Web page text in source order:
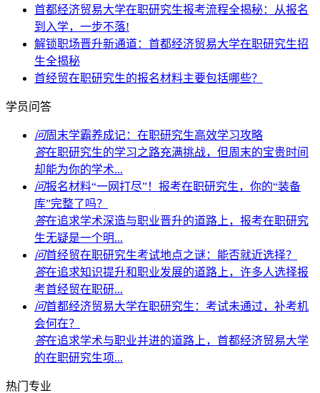
首都经济贸易大学在职研究生报考流程全揭秘：从报名
到入学，一步不落!
解锁职场晋升新通道：首都经济贸易大学在职研究生招
生全揭秘
首经贸在职研究生的报名材料主要包括哪些？
学员问答
问周末学霸养成记：在职研究生高效学习攻略
答在职研究生的学习之路充满挑战，但周末的宝贵时间
却能为你的学术...
问报名材料“一网打尽”！报考在职研究生，你的“装备
库”完整了吗？
答在追求学术深造与职业晋升的道路上，报考在职研究
生无疑是一个明...
问首经贸在职研究生考试地点之谜：能否就近选择？
答在追求知识提升和职业发展的道路上，许多人选择报
考首经贸在职研...
问首都经济贸易大学在职研究生：考试未通过，补考机
会何在？
答在追求学术与职业并进的道路上，首都经济贸易大学
的在职研究生项...
热门专业